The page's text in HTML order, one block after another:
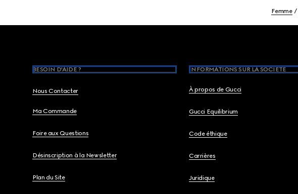
Femme
BESOIN D'AIDE ?
Nous Contacter
Ma Commande
Foire aux Questions
Désinscription à la Newsletter
Plan du Site
INFORMATIONS SUR LA SOCIETE
À propos de Gucci
Gucci Equilibrium
Code éthique
Carrières
Juridique